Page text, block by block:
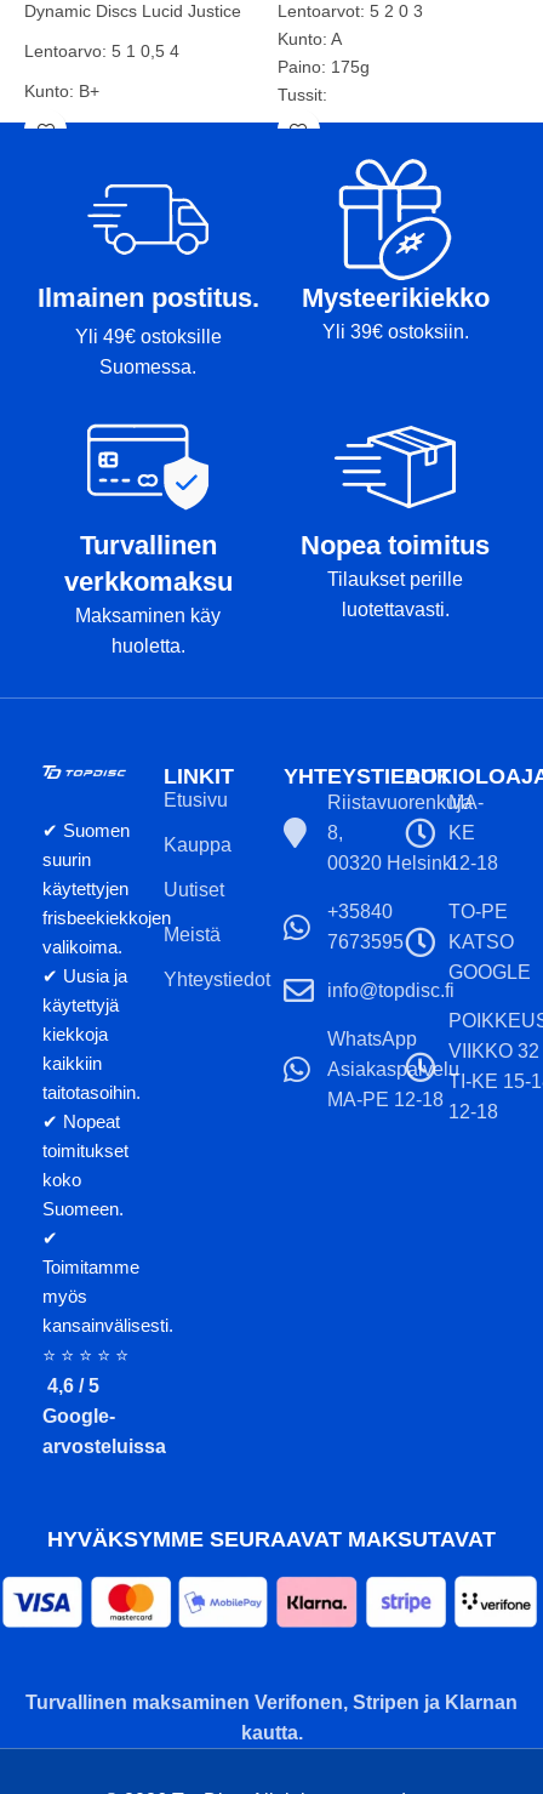
Dynamic Discs Lucid Justice
Lentoarvo: 5 1 0,5 4
Kunto: B+
Paino: 169g
Lentoarvot: 5 2 0 3
Kunto: A
Paino: 175g
Tussit:
Ilmainen postitus.
Yli 49€ ostoksille
Suomessa.
Mysteerikiekko
Yli 39€ ostoksiin.
Turvallinen
verkkomaksu
Maksaminen käy
huoletta.
Nopea toimitus
Tilaukset perille
luotettavasti.
✔ Suomen
suurin
käytettyjen
frisbeekiekkojen
valikoima.
✔ Uusia ja
käytettyjä
kiekkoja
kaikkiin
taitotasoihin.
✔ Nopeat
toimitukset
koko
Suomeen.
✔
Toimitamme
myös
kansainvälisesti.
⭐ ⭐ ⭐ ⭐ ⭐
4,6 / 5
Google-
arvosteluissa
LINKIT
Etusivu
Kauppa
Uutiset
Meistä
Yhteystiedot
YHTEYSTIEDOT
Riistavuorenkuja
8,
00320 Helsinki
+35840
7673595
info@topdisc.fi
WhatsApp
Asiakaspalvelu
MA-PE 12-18
MA-
KE
12-18
TO-PE
KATSO
GOOGLE
VIIKKO 32
TI-KE 15-
12-18
HYVÄKSYMME SEURAAVAT MAKSUTAVAT
Turvallinen maksaminen Verifonen, Stripen ja Klarnan
kautta.